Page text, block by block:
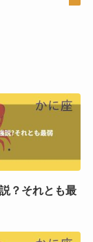
？それとも最